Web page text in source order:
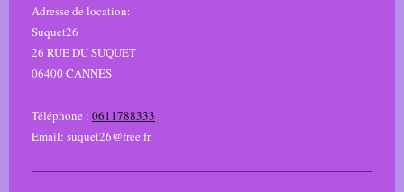
Adresse de location:
Suquet26
26 RUE DU SUQUET
06400CANNES
Téléphone : 0611788333
Email: suquet26@free.fr